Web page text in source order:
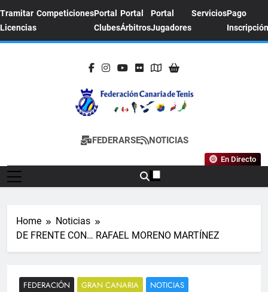
Tramitar
Licencias
CompeticionesPortal
Clubes
Portal
Árbitros
Portal
Jugadores
ServiciosPago
Inscripción
FEDERACION
CANARIA DE
TENIS
Sitio Oficial De La Federación Canaria De
FEDERARSE NOTICIAS
En Directo
Home
Noticias
DE FRENTE CON… RAFAEL MORENO MARTÍNEZ
FEDERACIÓN GRAN CANARIA NOTICIAS